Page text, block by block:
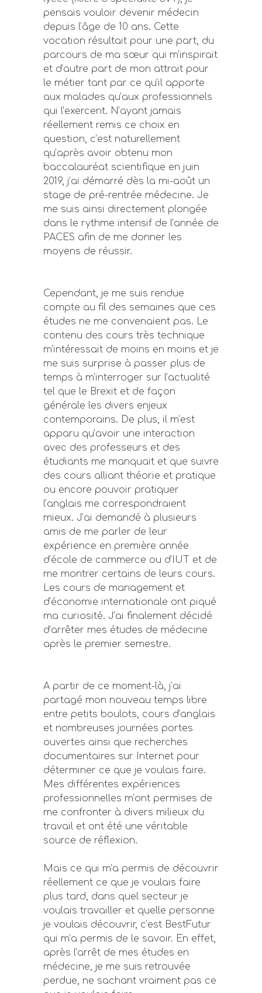
pensais vouloir devenir médecin
depuis l’âge de 10 ans. Cette
vocation résultait pour une part, du
parcours de ma sœur qui m’inspirait
et d’autre part de mon attrait pour
le métier tant par ce qu’il apporte
aux malades qu’aux professionnels
qui l’exercent. N’ayant jamais
réellement remis ce choix en
question, c’est naturellement
qu’après avoir obtenu mon
baccalauréat scientifique en juin
2019, j’ai démarré dès la mi-août un
stage de pré-rentrée médecine. Je
me suis ainsi directement plongée
dans le rythme intensif de l’année de
PACES afin de me donner les
moyens de réussir.
Cependant, je me suis rendue
compte au fil des semaines que ces
études ne me convenaient pas. Le
contenu des cours très technique
m’intéressait de moins en moins et je
me suis surprise à passer plus de
temps à m’interroger sur l’actualité
tel que le Brexit et de façon
générale les divers enjeux
contemporains. De plus, il m’est
apparu qu’avoir une interaction
avec des professeurs et des
étudiants me manquait et que suivre
des cours alliant théorie et pratique
ou encore pouvoir pratiquer
l’anglais me correspondraient
mieux. J’ai demandé à plusieurs
amis de me parler de leur
expérience en première année
d’école de commerce ou d’IUT et de
me montrer certains de leurs cours.
Les cours de management et
d’économie internationale ont piqué
ma curiosité. J’ai finalement décidé
d’arrêter mes études de médecine
après le premier semestre.
A partir de ce moment-là, j’ai
partagé mon nouveau temps libre
entre petits boulots, cours d’anglais
et nombreuses journées portes
ouvertes ainsi que recherches
documentaires sur Internet pour
déterminer ce que je voulais faire.
Mes différentes expériences
professionnelles m’ont permises de
me confronter à divers milieux du
travail et ont été une véritable
source de réflexion.
Mais ce qui m’a permis de découvrir
réellement ce que je voulais faire
plus tard, dans quel secteur je
voulais travailler et quelle personne
je voulais découvrir, c’est BestFutur
qui m’a permis de le savoir. En effet,
après l’arrêt de mes études en
médecine, je me suis retrouvée
perdue, ne sachant vraiment pas ce